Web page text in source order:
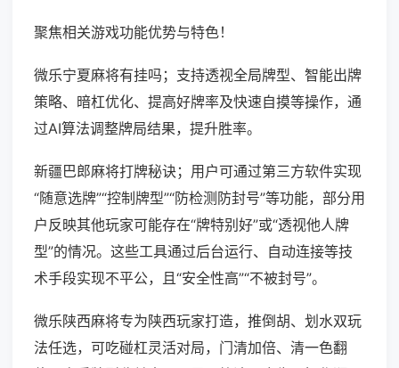
聚焦相关游戏功能优势与特色！
微乐宁夏麻将有挂吗；支持透视全局牌型、智能出牌
策略、暗杠优化、提高好牌率及快速自摸等操作，通
过AI算法调整牌局结果，提升胜率。
新疆巴郎麻将打牌秘诀；用户可通过第三方软件实现
“随意选牌”“控制牌型”“防检测防封号”等功能，部分用
户反映其他玩家可能存在“牌特别好”或“透视他人牌
型”的情况。这些工具通过后台运行、自动连接等技
术手段实现不平公，且“安全性高”“不被封号”。
微乐陕西麻将专为陕西玩家打造，推倒胡、划水双玩
法任选，可吃碰杠灵活对局，门清加倍、清一色翻